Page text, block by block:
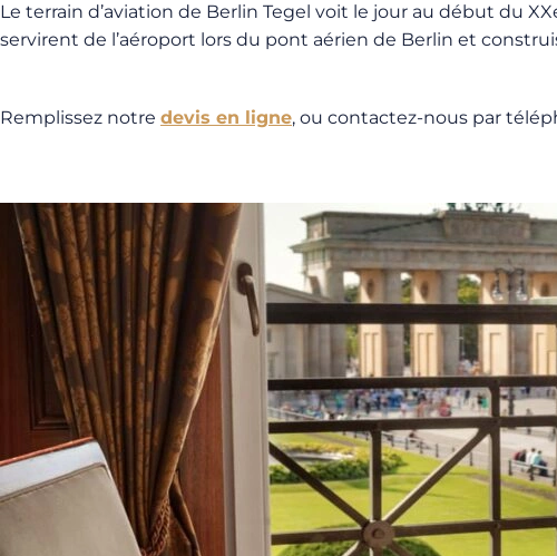
Le terrain d’aviation de Berlin Tegel voit le jour au début du
servirent de l’aéroport lors du pont aérien de Berlin et
Remplissez notre devis en ligne, ou contactez-nous par